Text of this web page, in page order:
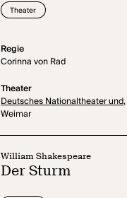
Theater
Regie
Corinna von Rad
Theater
Deutsches Nationaltheater und,
Weimar
William Shakespeare
Der Sturm